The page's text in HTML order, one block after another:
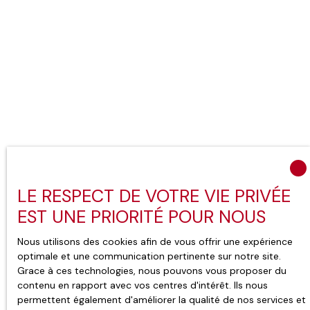
LE RESPECT DE VOTRE VIE PRIVÉE
EST UNE PRIORITÉ POUR NOUS
Nous utilisons des cookies afin de vous offrir une expérience
optimale et une communication pertinente sur notre site.
Grace à ces technologies, nous pouvons vous proposer du
contenu en rapport avec vos centres d'intérêt. Ils nous
permettent également d'améliorer la qualité de nos services et